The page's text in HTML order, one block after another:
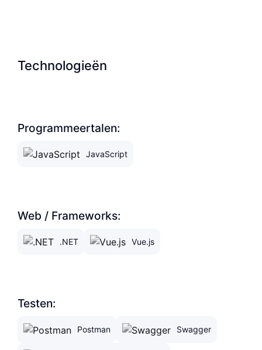
Technologieën
Programmeertalen:
JavaScript
Web / Frameworks:
.NET Vue.js
Testen:
Postman Swagger